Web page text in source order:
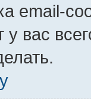
email-
у вас